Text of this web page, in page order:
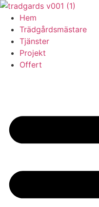
Skip
content
Hem
Trädgårdsmästare
Tjänster
Projekt
Offert